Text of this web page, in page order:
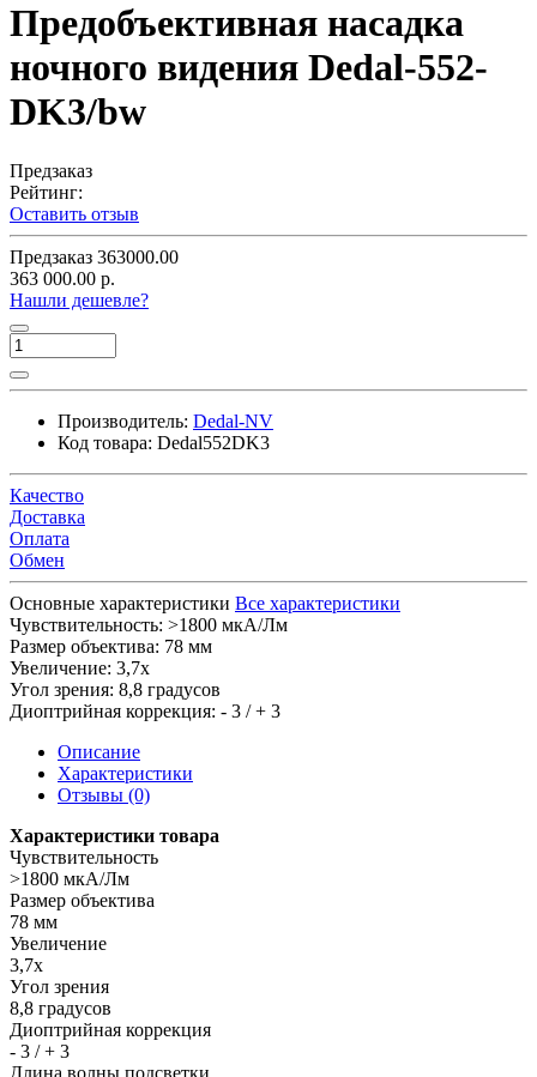
Предобъективная насадка
ночного видения Dedal-552-
DK3/bw
Предзаказ
Рейтинг:
Оставить отзыв
Предзаказ 363000.00
363 000.00 р.
Нашли дешевле?
Производитель: Dedal-NV
Код товара: Dedal552DK3
Качество
Доставка
Оплата
Обмен
Основные характеристики Все характеристики
Чувствительность: >1800 мкА/Лм
Размер объектива: 78 мм
Увеличение: 3,7х
Угол зрения: 8,8 градусов
Диоптрийная коррекция: - 3 / + 3
Описание
Характеристики
Отзывы (0)
Характеристики товара
Чувствительность
>1800 мкА/Лм
Размер объектива
78 мм
Увеличение
3,7х
Угол зрения
8,8 градусов
Диоптрийная коррекция
- 3 / + 3
Длина волны подсветки